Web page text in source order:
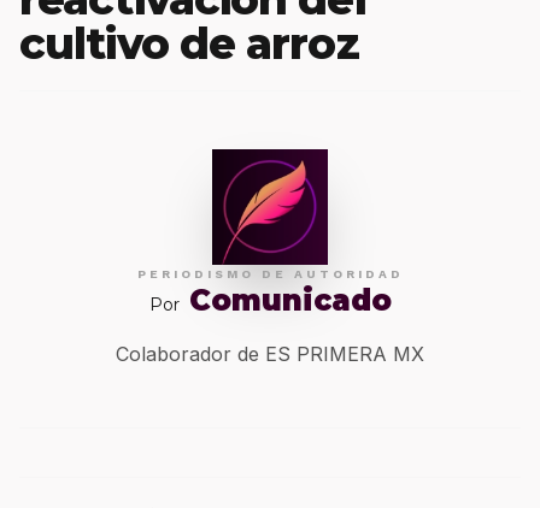
cultivo de arroz
PERIODISMO DE AUTORIDAD
Por Comunicado
Colaborador de ES PRIMERA MX